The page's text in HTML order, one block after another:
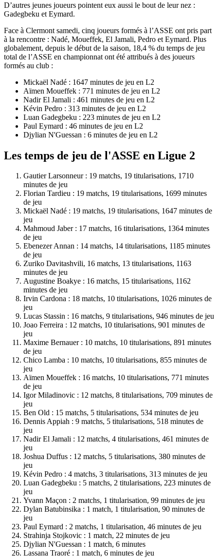
D’autres jeunes joueurs pointent eux aussi le bout de leur nez :
Gadegbeku et Eymard.
Face à Clermont samedi, cinq joueurs formés à l’ASSE ont pris part
à la rencontre : Nadé, Moueffek, El Jamali, Pedro et Eymard. Plus
globalement, depuis le début de la saison, 18,4 % du temps de jeu
total de l’ASSE en championnat ont été attribués à des joueurs
formés au club :
Mickaël Nadé : 1647 minutes de jeu en L2
Aïmen Moueffek : 771 minutes de jeu en L2
Nadir El Jamali : 461 minutes de jeu en L2
Kévin Pedro : 313 minutes de jeu en L2
Luan Gadegbeku : 223 minutes de jeu en L2
Paul Eymard : 46 minutes de jeu en L2
Djylian N'Guessan : 6 minutes de jeu en L2
Les temps de jeu de l'ASSE en Ligue 2
Gautier Larsonneur : 19 matchs, 19 titularisations, 1710
minutes de jeu
Florian Tardieu : 19 matchs, 19 titularisations, 1699 minutes
de jeu
Mickaël Nadé : 19 matchs, 19 titularisations, 1647 minutes de
jeu
Mahmoud Jaber : 17 matchs, 16 titularisations, 1364 minutes
de jeu
Ebenezer Annan : 14 matchs, 14 titularisations, 1185 minutes
de jeu
Zuriko Davitashvili, 16 matchs, 13 titularisations, 1163
minutes de jeu
Augustine Boakye : 16 matchs, 15 titularisations, 1162
minutes de jeu
Irvin Cardona : 18 matchs, 10 titularisations, 1026 minutes de
jeu
Lucas Stassin : 16 matchs, 9 titularisations, 946 minutes de jeu
Joao Ferreira : 12 matchs, 10 titularisations, 901 minutes de
jeu
Maxime Bernauer : 10 matchs, 10 titularisations, 891 minutes
de jeu
Chico Lamba : 10 matchs, 10 titularisations, 855 minutes de
jeu
Aïmen Moueffek : 16 matchs, 10 titularisations, 771 minutes
de jeu
Igor Miladinovic : 12 matchs, 8 titularisations, 709 minutes de
jeu
Ben Old : 15 matchs, 5 titularisations, 534 minutes de jeu
Dennis Appiah : 9 matchs, 5 titularisations, 518 minutes de
jeu
Nadir El Jamali : 12 matchs, 4 titularisations, 461 minutes de
jeu
Joshua Duffus : 12 matchs, 5 titularisations, 380 minutes de
jeu
Kévin Pedro : 4 matchs, 3 titularisations, 313 minutes de jeu
Luan Gadegbeku : 5 matchs, 2 titularisations, 223 minutes de
jeu
Yvann Maçon : 2 matchs, 1 titularisation, 99 minutes de jeu
Dylan Batubinsika : 1 match, 1 titularisation, 90 minutes de
jeu
Paul Eymard : 2 matchs, 1 titularisation, 46 minutes de jeu
Strahinja Stojkovic : 1 match, 22 minutes de jeu
Djylian N'Guessan : 1 match, 6 minutes
Lassana Traoré : 1 match, 6 minutes de jeu